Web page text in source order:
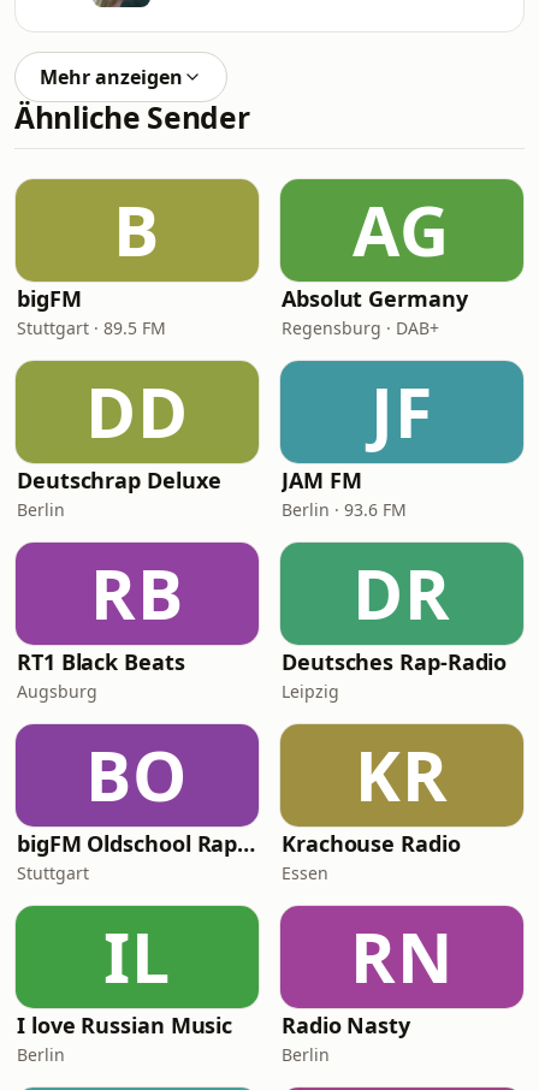
Mehr anzeigen
Ähnliche Sender
B
bigFM
Stuttgart · 89.5 FM
AG
Absolut Germany
Regensburg · DAB+
DD
Deutschrap Deluxe
Berlin
JF
JAM FM
Berlin · 93.6 FM
RB
RT1 Black Beats
Augsburg
DR
Deutsches Rap-Radio
Leipzig
BO
bigFM Oldschool Rap & Hip-Hop
Stuttgart
KR
Krachouse Radio
Essen
IL
I love Russian Music
Berlin
RN
Radio Nasty
Berlin